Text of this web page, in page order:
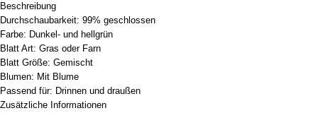
Beschreibung
Durchschaubarkeit: 99% geschlossen
Farbe: Dunkel- und hellgrün
Blatt Art: Gras oder Farn
Blatt Größe: Gemischt
Blumen: Mit Blume
Passend für: Drinnen und draußen
Zusätzliche Informationen